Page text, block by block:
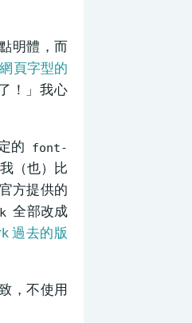
明體，而
頁字型的
！」我心
的
font-
（也）比
方提供的
全部改成
過去的版
，不使用